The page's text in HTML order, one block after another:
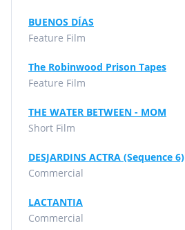
BUENOS DÍAS
Feature Film
The Robinwood Prison Tapes
Feature Film
THE WATER BETWEEN - MOM
Short Film
DESJARDINS ACTRA (Sequence 6)
Commercial
LACTANTIA
Commercial